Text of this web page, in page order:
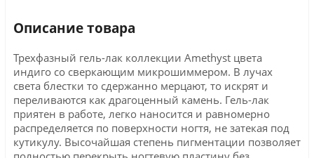
Описание товара
Трехфазный гель-лак коллекции Amethyst цвета
индиго со сверкающим микрошиммером. В лучах
света блестки то сдержанно мерцают, то искрят и
переливаются как драгоценный камень. Гель-лак
приятен в работе, легко наносится и равномерно
распределяется по поверхности ногтя, не затекая под
кутикулу. Высочайшая степень пигментации позволяет